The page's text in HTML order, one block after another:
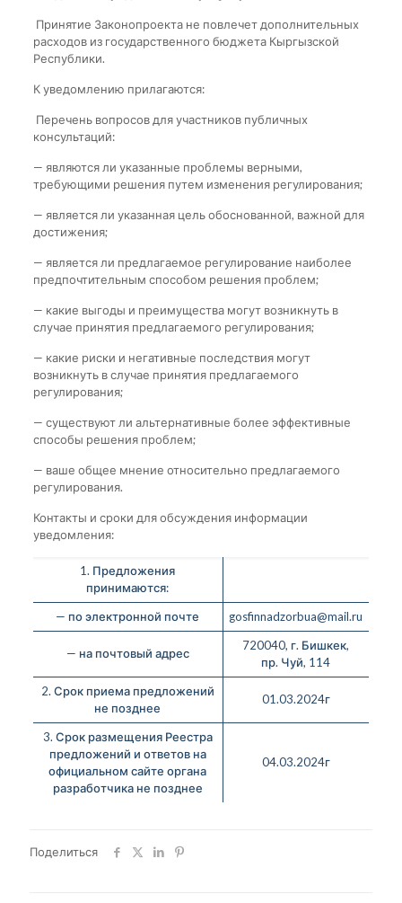
Принятие Законопроекта не повлечет дополнительных
расходов из государственного бюджета Кыргызской
Республики.
К уведомлению прилагаются:
Перечень вопросов для участников публичных
консультаций:
— являются ли указанные проблемы верными,
требующими решения путем изменения регулирования;
— является ли указанная цель обоснованной, важной для
достижения;
— является ли предлагаемое регулирование наиболее
предпочтительным способом решения проблем;
— какие выгоды и преимущества могут возникнуть в
случае принятия предлагаемого регулирования;
— какие риски и негативные последствия могут
возникнуть в случае принятия предлагаемого
регулирования;
— существуют ли альтернативные более эффективные
способы решения проблем;
— ваше общее мнение относительно предлагаемого
регулирования.
Контакты и сроки для обсуждения информации
уведомления:
1. Предложения
принимаются:
— по электронной почте
gosfinnadzorbua@mail.ru
— на почтовый адрес
720040, г. Бишкек,
пр. Чуй, 114
2. Срок приема предложений
не позднее
01.03.2024г
3. Срок размещения Реестра
предложений и ответов на
официальном сайте органа
разработчика не позднее
04.03.2024г
Поделиться